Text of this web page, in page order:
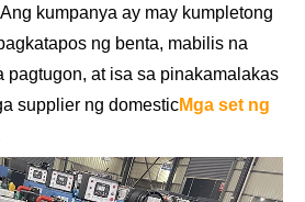
kumpanya ay may kumpletong
ng benta, mabilis na
pagtugon, at isa sa pinakamalakas
supplier ng domesticMga set ng